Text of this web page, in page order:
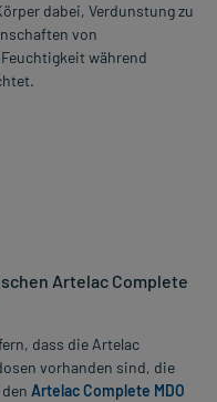
dabei, Verdunstung zu
von
während
Artelac Complete
dass die Artelac
vorhanden sind, die
Artelac Complete MDO